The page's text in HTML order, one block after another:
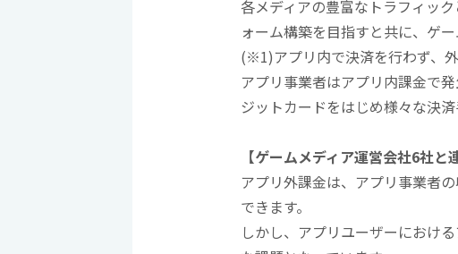
各メディアの豊富なトラフィッ
ォーム構築を目指すと共に、ゲ
(※1)アプリ内で決済を行わず、
アプリ事業者はアプリ内課金で
ジットカードをはじめ様々な決
【ゲームメディア運営会社6社と
アプリ外課金は、アプリ事業者
できます。
しかし、アプリユーザーにおけ